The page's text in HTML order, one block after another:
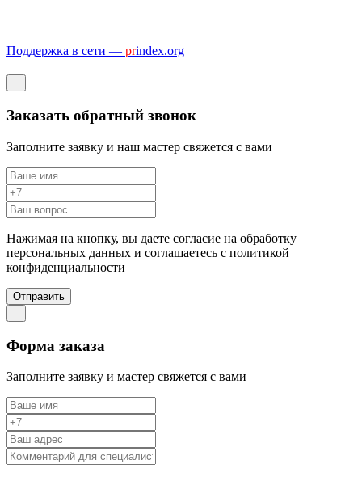
Поддержка в сети — prindex.org
Заказать обратный звонок
Заполните заявку и наш мастер свяжется с вами
Нажимая на кнопку, вы даете согласие на обработку
персональных данных и соглашаетесь c политикой
конфиденциальности
Отправить
Форма заказа
Заполните заявку и мастер свяжется с вами